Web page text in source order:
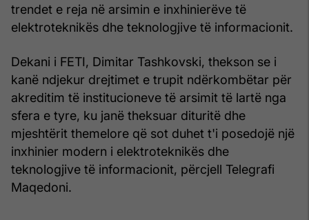
trendet e reja në arsimin e inxhinierëve të
elektroteknikës dhe teknologjive të informacionit.
Dekani i FETI, Dimitar Tashkovski, thekson se i
kanë ndjekur drejtimet e trupit ndërkombëtar për
akreditim të institucioneve të arsimit të lartë nga
sfera e tyre, ku janë theksuar dituritë dhe
mjeshtërit themelore që sot duhet t'i posedojë një
inxhinier modern i elektroteknikës dhe
teknologjive të informacionit, përcjell Telegrafi
Maqedoni.